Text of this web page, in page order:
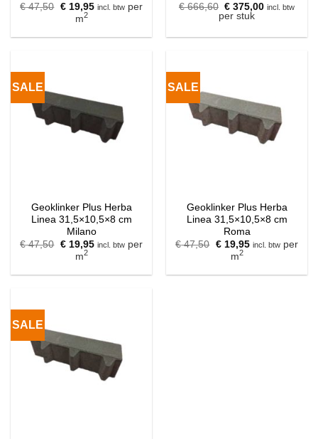
€47,50 Oorspronkelijke
prijs
was:
€19,95Huidige
incl. btwper
m2
€666,60 Oorspronkelijke
prijs
€ 375,00Huidige
incl. btw
per stuk
SALE
Geoklinker Plus Herba
Linea 31,5×10,5×8 cm
Milano
€47,50 Oorspronkelijke
prijs
was:
€19,95Huidige
incl. btwper
m2
SALE
Geoklinker Plus Herba
Linea 31,5×10,5×8 cm
Roma
€47,50 Oorspronkelijke
prijs
was:
€19,95Huidige
incl. btwper
m2
SALE